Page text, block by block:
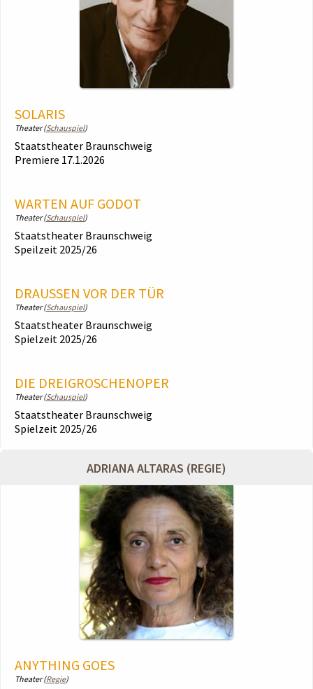
SOLARIS
Theater (Schauspiel)
Staatstheater Braunschweig
Premiere 17.1.2026
WARTEN AUF GODOT
Theater (Schauspiel)
Staatstheater Braunschweig
Speilzeit 2025/26
DRAUSSEN VOR DER TÜR
Theater (Schauspiel)
Staatstheater Braunschweig
Spielzeit 2025/26
DIE DREIGROSCHENOPER
Theater (Schauspiel)
Staatstheater Braunschweig
Spielzeit 2025/26
ADRIANA ALTARAS (REGIE)
ANYTHING GOES
Theater (Regie)